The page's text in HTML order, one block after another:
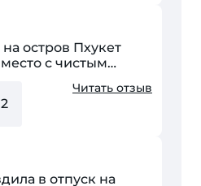
остров Пхукет
с чистым
пляж Ката
в отеле
Читать отзыв
в отпуск на